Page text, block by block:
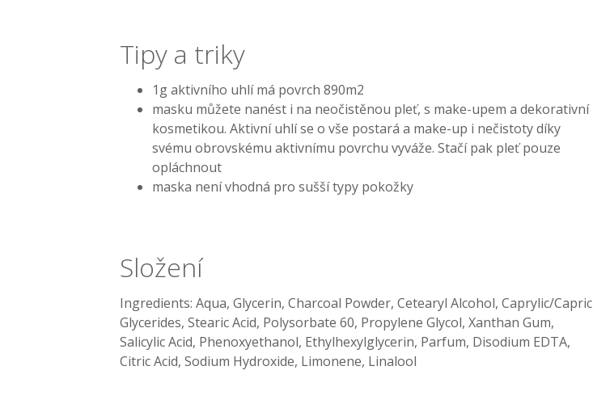
Tipy a triky
1g aktivního uhlí má povrch 890m2
masku můžete nanést i na neočistěnou pleť, s make-upem a dekorativní
kosmetikou. Aktivní uhlí se o vše postará a make-up i nečistoty díky
svému obrovskému aktivnímu povrchu vyváže. Stačí pak pleť pouze
opláchnout
maska není vhodná pro sušší typy pokožky
Složení
Ingredients: Aqua, Glycerin, Charcoal Powder, Cetearyl Alcohol, Caprylic/Capric
Glycerides, Stearic Acid, Polysorbate 60, Propylene Glycol, Xanthan Gum,
Salicylic Acid, Phenoxyethanol, Ethylhexylglycerin, Parfum, Disodium EDTA,
Citric Acid, Sodium Hydroxide, Limonene, Linalool